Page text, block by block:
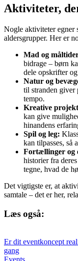
Aktiviteter,
Nogle aktiviteter
aldersgrupper. Her er
Mad og
bidrage – børn
dele opskrifter
Natur og
til stranden giver
tempo.
Kreative
kan give
hinandens
Spil og leg:
kan tilpasses, så
Fortællinger og
historier fra
tegne, hvad de
Det vigtigste er, at
samtale – det er her,
Læs også:
Er dit eventkoncept
gang
Events